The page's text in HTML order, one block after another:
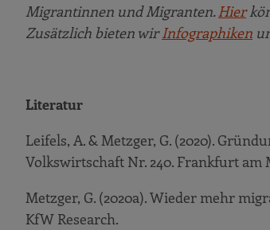
Migrantinnen und Migranten.Hier
Zusätzlich bieten wirInfographiken
Literatur
Leifels, A. & Metzger, G. (2020).
Volkswirtschaft Nr. 240. Frankfurt am
Metzger, G. (2020a). Wieder mehr
KfW Research.